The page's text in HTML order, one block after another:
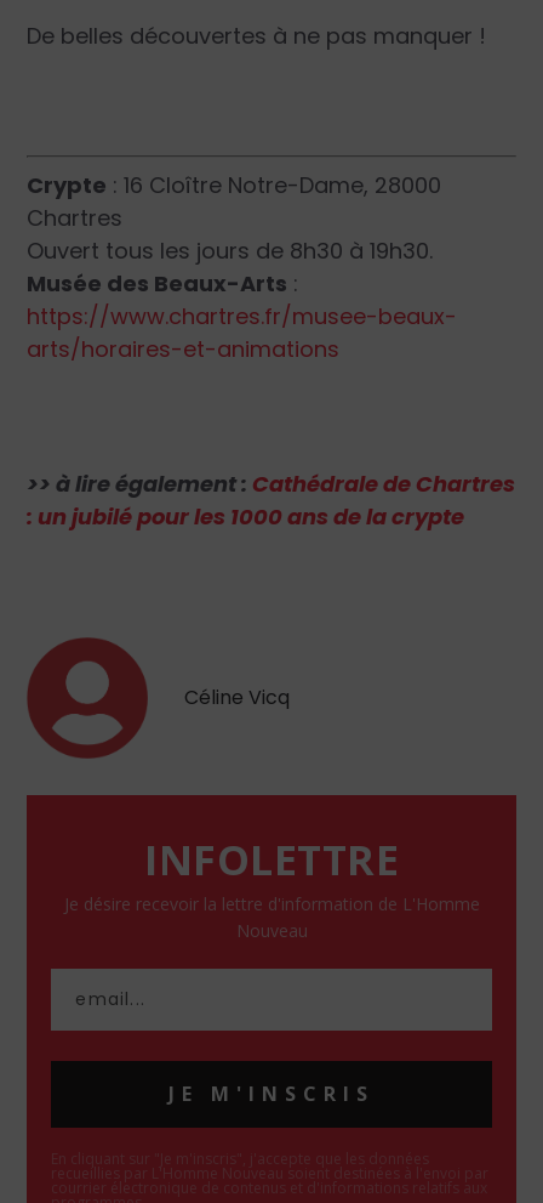
De belles découvertes à ne pas manquer !
Crypte : 16 Cloître Notre-Dame, 28000
Chartres
Ouvert tous les jours de 8h30 à 19h30.
Musée des Beaux-Arts :
https://www.chartres.fr/musee-beaux-
arts/horaires-et-animations
>> à lire également : Cathédrale de Chartres
: un jubilé pour les 1000 ans de la crypte
Céline Vicq
INFOLETTRE
Je désire recevoir la lettre d'information de L'Homme
Nouveau
JE M'INSCRIS
En cliquant sur "Je m'inscris", j'accepte que les données
recueillies par L'Homme Nouveau soient destinées à l'envoi par
courrier électronique de contenus et d'informations relatifs aux